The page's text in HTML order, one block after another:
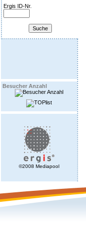
Ergis ID-Nr.
Besucher Anzahl
©2008 Mediapool